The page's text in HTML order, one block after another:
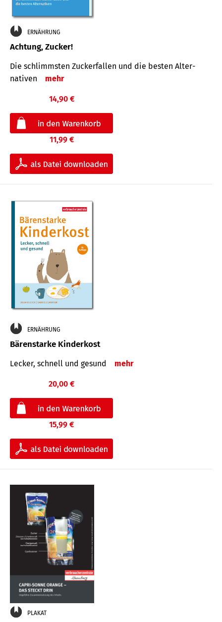
ERNÄHRUNG
Achtung, Zucker!
Die schlimmsten Zucker­fallen und die besten Alter­
nativen
mehr
14,90 €
11,99 €
ERNÄHRUNG
Bärenstarke Kinderkost
Lecker, schnell und gesund mehr
20,00 €
15,99 €
PLAKAT